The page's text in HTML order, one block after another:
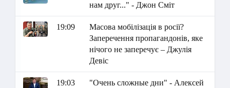
нам друг..." - Джон Сміт
19:09
Масова мобілізація в росії?
Заперечення пропагандонів, яке
нічого не заперечує – Джулія
Девіс
19:03
"Очень сложные дни" - Алексей